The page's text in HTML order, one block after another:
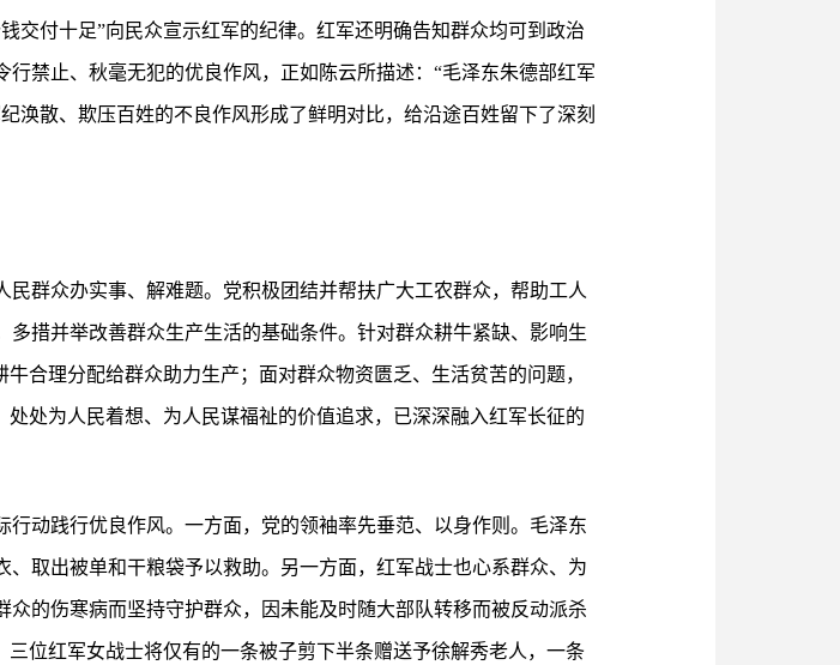
交付十足”向民众宣示红军的纪律。红军还明确告知群众均可到政治
禁止、秋毫无犯的优良作风，正如陈云所描述：“毛泽东朱德部红军
涣散、欺压百姓的不良作风形成了鲜明对比，给沿途百姓留下了深刻
群众办实事、解难题。党积极团结并帮扶广大工农群众，帮助工人
措并举改善群众生产生活的基础条件。针对群众耕牛紧缺、影响生
合理分配给群众助力生产；面对群众物资匮乏、生活贫苦的问题，
处为人民着想、为人民谋福祉的价值追求，已深深融入红军长征的
动践行优良作风。一方面，党的领袖率先垂范、以身作则。毛泽东
取出被单和干粮袋予以救助。另一方面，红军战士也心系群众、为
的伤寒病而坚持守护群众，因未能及时随大部队转移而被反动派杀
位红军女战士将仅有的一条被子剪下半条赠送予徐解秀老人，一条